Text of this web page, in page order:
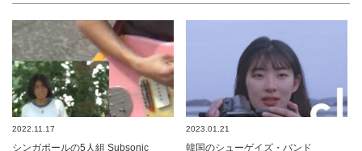
2022.11.17
シンガポールの5人組 Subsonic
2023.01.21
韓国のシューゲイズ・バンド